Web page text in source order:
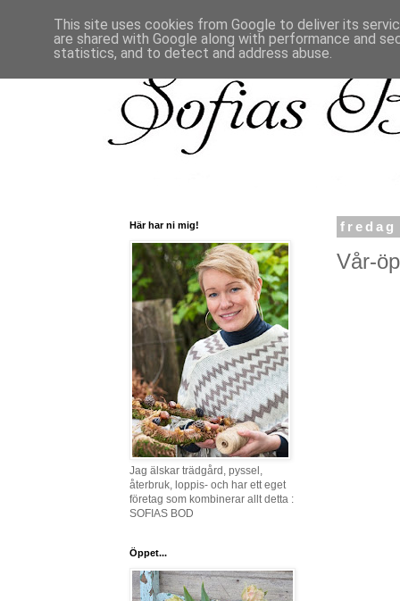
fredag
Vår-
Här har ni mig!
Jag älskar trädgård, pyssel,
återbruk, loppis- och har ett eget
företag som kombinerar allt detta :
SOFIAS BOD
Öppet...
This site uses cookies from Google to deliver its
are shared with Google along with performance and
statistics, and to detect and address abuse.